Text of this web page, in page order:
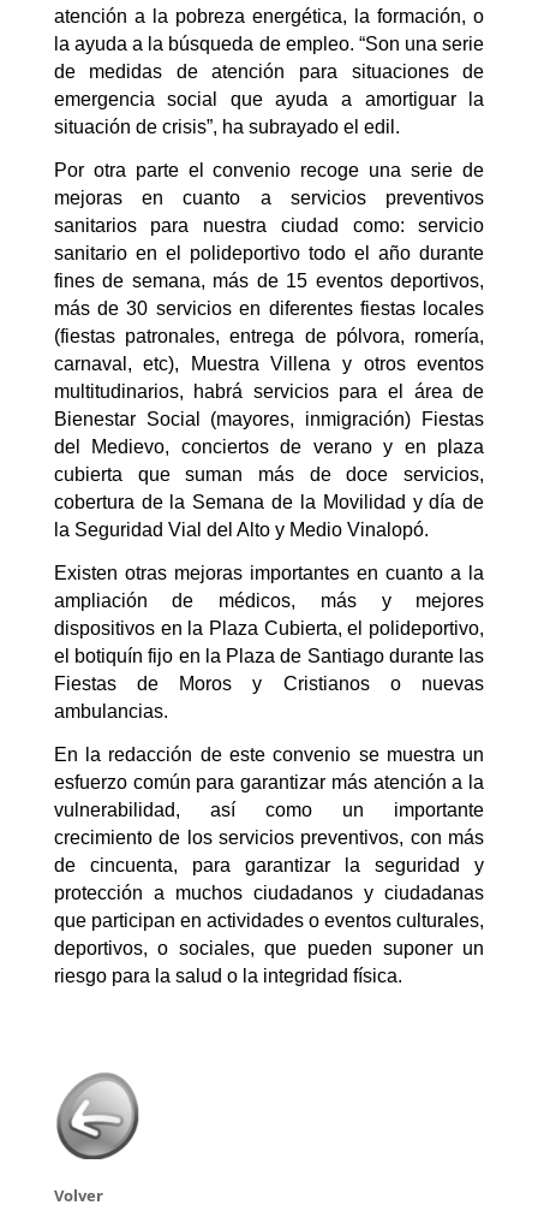
atención a la pobreza energética, la formación, o
la ayuda a la búsqueda de empleo. “Son una serie
de medidas de atención para situaciones de
emergencia social que ayuda a amortiguar la
situación de crisis”, ha subrayado el edil.
Por otra parte el convenio recoge una serie de
mejoras en cuanto a servicios preventivos
sanitarios para nuestra ciudad como: servicio
sanitario en el polideportivo todo el año durante
fines de semana, más de 15 eventos deportivos,
más de 30 servicios en diferentes fiestas locales
(fiestas patronales, entrega de pólvora, romería,
carnaval, etc), Muestra Villena y otros eventos
multitudinarios, habrá servicios para el área de
Bienestar Social (mayores, inmigración) Fiestas
del Medievo, conciertos de verano y en plaza
cubierta que suman más de doce servicios,
cobertura de la Semana de la Movilidad y día de
la Seguridad Vial del Alto y Medio Vinalopó.
Existen otras mejoras importantes en cuanto a la
ampliación de médicos, más y mejores
dispositivos en la Plaza Cubierta, el polideportivo,
el botiquín fijo en la Plaza de Santiago durante las
Fiestas de Moros y Cristianos o nuevas
ambulancias.
En la redacción de este convenio se muestra un
esfuerzo común para garantizar más atención a la
vulnerabilidad, así como un importante
crecimiento de los servicios preventivos, con más
de cincuenta, para garantizar la seguridad y
protección a muchos ciudadanos y ciudadanas
que participan en actividades o eventos culturales,
deportivos, o sociales, que pueden suponer un
riesgo para la salud o la integridad física.
Volver